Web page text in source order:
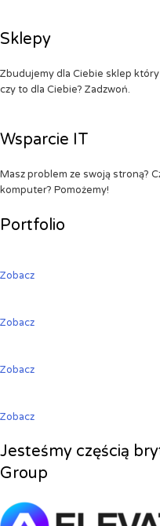
Sklepy
Zbudujemy dla Ciebie sklep
czy to dla Ciebie? Zadzwoń.
Wsparcie IT
Masz problem ze swoją stroną?
komputer? Pomożemy!
Portfolio
Zobacz
Zobacz
Zobacz
Zobacz
Jesteśmy częścią
Group